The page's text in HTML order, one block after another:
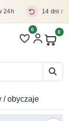
24h 14 dni
Liczba pozycji
0 0
/ obyczaje